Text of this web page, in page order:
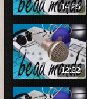
14:25
12:22